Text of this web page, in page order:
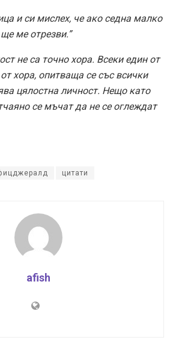
и си мислех, че ако седна малко
ме отрезви.”
не са точно хора. Всеки един от
хора, опитваща се със всички
цялостна личност. Нещо като
се мъчат да не се оглеждат
цитати
afish